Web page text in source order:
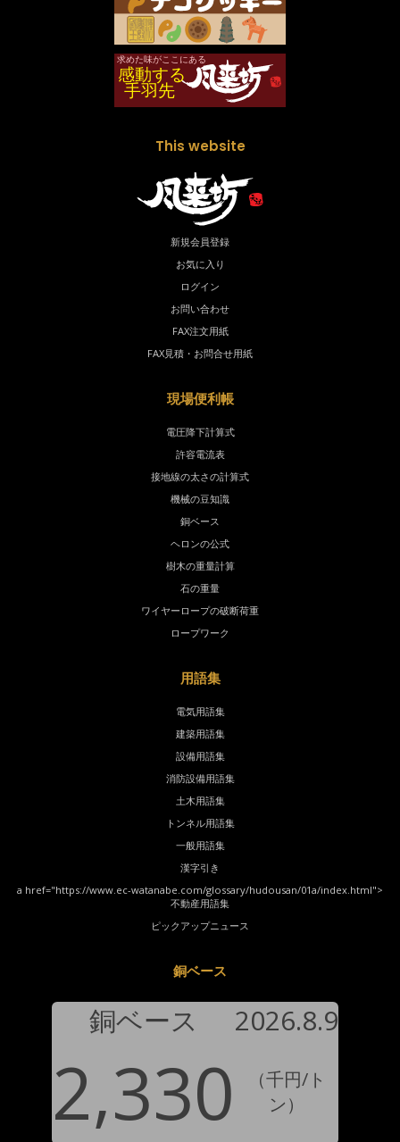
This website
新規会員登録
お気に入り
ログイン
お問い合わせ
FAX注文用紙
FAX見積・お問合せ用紙
現場便利帳
電圧降下計算式
許容電流表
接地線の太さの計算式
機械の豆知識
銅ベース
ヘロンの公式
樹木の重量計算
石の重量
ワイヤーロープの破断荷重
ロープワーク
用語集
電気用語集
建築用語集
設備用語集
消防設備用語集
土木用語集
トンネル用語集
一般用語集
漢字引き
a href="https://www.ec-watanabe.com/glossary/hudousan/01a/index.html">
不動産用語集
ピックアップニュース
銅ベース
銅ベース 2026.8.9
2,330
（千円/ト
ン）